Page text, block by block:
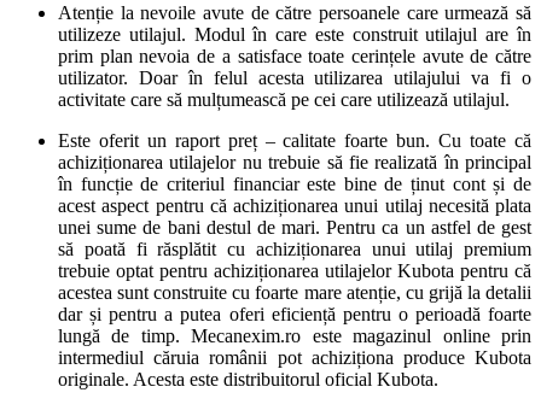
Atenție la nevoile avute de către persoanele care urmează să
utilizeze utilajul. Modul în care este construit utilajul are în
prim plan nevoia de a satisface toate cerințele avute de către
utilizator. Doar în felul acesta utilizarea utilajului va fi o
activitate care să mulțumească pe cei care utilizează utilajul.
Este oferit un raport preț – calitate foarte bun. Cu toate că
achiziționarea utilajelor nu trebuie să fie realizată în principal
în funcție de criteriul financiar este bine de ținut cont și de
acest aspect pentru că achiziționarea unui utilaj necesită plata
unei sume de bani destul de mari. Pentru ca un astfel de gest
să poată fi răsplătit cu achiziționarea unui utilaj premium
trebuie optat pentru achiziționarea utilajelor Kubota pentru că
acestea sunt construite cu foarte mare atenție, cu grijă la detalii
dar și pentru a putea oferi eficiență pentru o perioadă foarte
lungă de timp. Mecanexim.ro este magazinul online prin
intermediul căruia românii pot achiziționa produce Kubota
originale. Acesta este distribuitorul oficial Kubota.